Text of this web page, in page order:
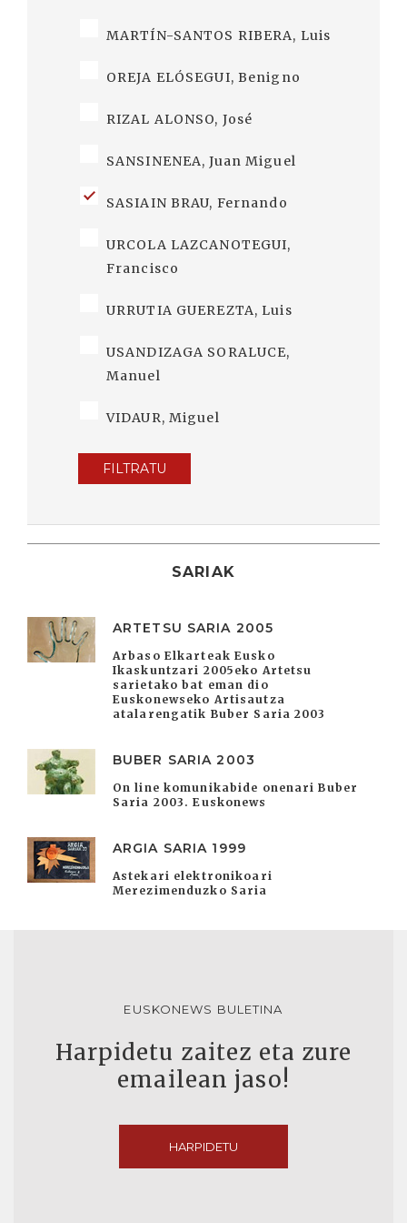
MARTÍN-SANTOS RIBERA, Luis
OREJA ELÓSEGUI, Benigno
RIZAL ALONSO, José
SANSINENEA, Juan Miguel
SASIAIN BRAU, Fernando
URCOLA LAZCANOTEGUI,
Francisco
URRUTIA GUEREZTA, Luis
USANDIZAGA SORALUCE,
Manuel
VIDAUR, Miguel
FILTRATU
SARIAK
ARTETSU SARIA 2005
Arbaso Elkarteak Eusko
Ikaskuntzari 2005eko Artetsu
sarietako bat eman dio
Euskonewseko Artisautza
atalarengatik Buber Saria 2003
BUBER SARIA 2003
On line komunikabide onenari Buber
Saria 2003. Euskonews
ARGIA SARIA 1999
Astekari elektronikoari
Merezimenduzko Saria
EUSKONEWS BULETINA
Harpidetu zaitez eta zure
emailean jaso!
HARPIDETU